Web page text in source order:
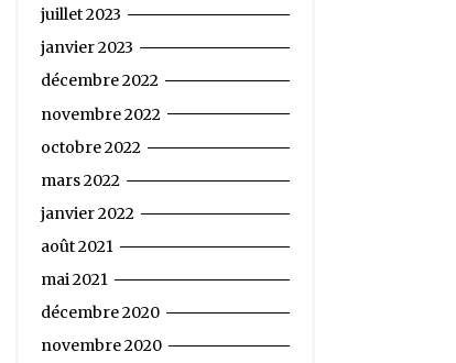
juillet 2023
janvier 2023
décembre 2022
novembre 2022
octobre 2022
mars 2022
janvier 2022
août 2021
mai 2021
décembre 2020
novembre 2020